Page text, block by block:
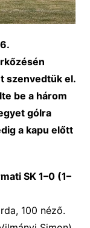
szenvedtük el.
be a három
gólra
a kapu előtt
SK 1–0 (1–
100 néző.